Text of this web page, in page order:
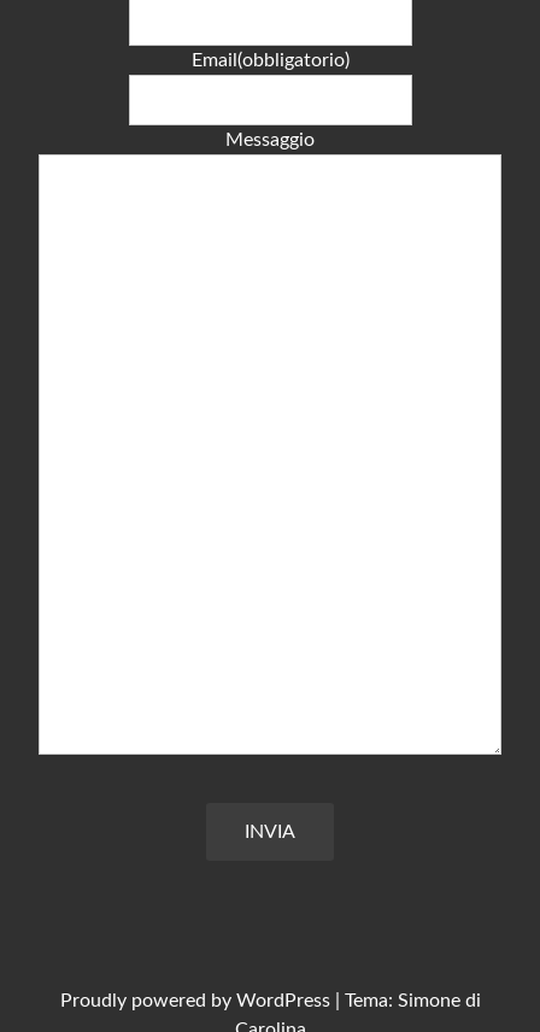
Email(obbligatorio)
Messaggio
INVIA
Proudly powered by WordPress
Tema: Simone di